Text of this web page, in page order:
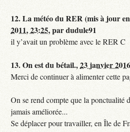
12.La météo du RER (mis à jour
2011, 23:25,pardudule91
il y’avait un problème avec le RER C
13.On est du bétail.,23 janvier
Merci de continuer à alimenter cette
On se rend compte que la ponctualité
jamais améliorée...
Se déplacer pour travailler, en Île de